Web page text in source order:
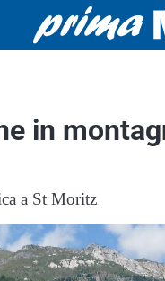
in
a St Moritz